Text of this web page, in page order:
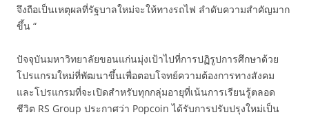
จึงถือเป็นเหตุผลที่รัฐบาลใหม่จะให้ทางรถไฟ ลำดับความสำคัญมาก
ขึ้น “
ปัจจุบันมหาวิทยาลัยขอนแก่นมุ่งเป้าไปที่การปฏิรูปการศึกษาด้วย
โปรแกรมใหม่ที่พัฒนาขึ้นเพื่อตอบโจทย์ความต้องการทางสังคม
และโปรแกรมที่จะเปิดสำหรับทุกกลุ่มอายุที่เน้นการเรียนรู้ตลอด
ชีวิต RS Group ประกาศว่า Popcoin ได้รับการปรับปรุงใหม่เป็น